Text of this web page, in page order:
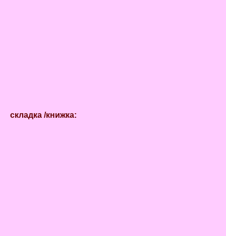
складка /книжка: